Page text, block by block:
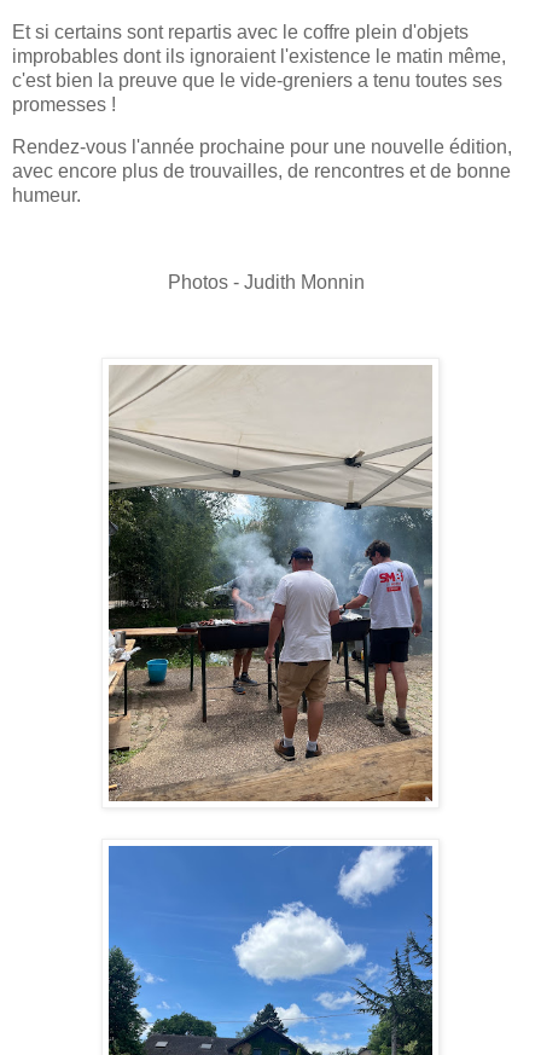
Et si certains sont repartis avec le coffre plein d'objets
improbables dont ils ignoraient l'existence le matin même,
c'est bien la preuve que le vide-greniers a tenu toutes ses
promesses !
Rendez-vous l'année prochaine pour une nouvelle édition,
avec encore plus de trouvailles, de rencontres et de bonne
humeur.
Photos - Judith Monnin